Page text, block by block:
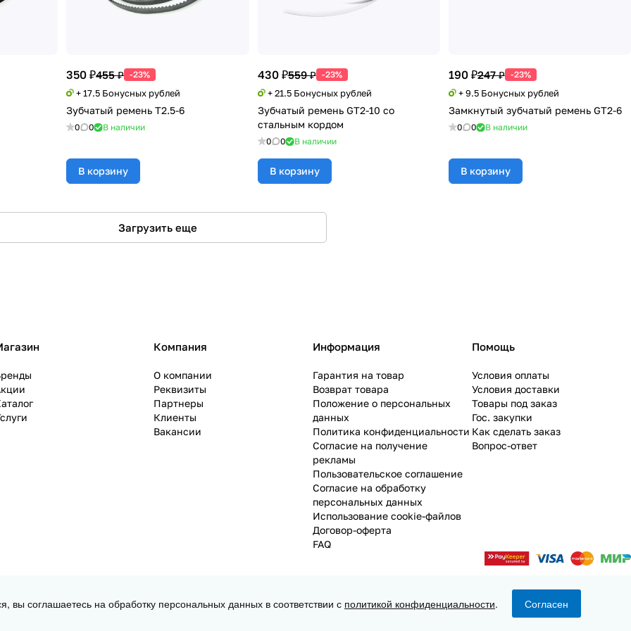
350 ₽455 ₽ -23%
+ 17.5 Бонусных рублей
Зубчатый ремень T2.5-6
0 0 В наличии
В корзину
430 ₽559 ₽ -23%
+ 21.5 Бонусных рублей
Зубчатый ремень GT2-10 со
стальным кордом
0 0 В наличии
В корзину
190 ₽247 ₽ -23%
+ 9.5 Бонусных рублей
Замкнутый зубчатый ремень GT2-6
0 0 В наличии
В корзину
Загрузить еще
Компания
О компании
Реквизиты
Партнеры
Клиенты
Вакансии
Информация
Гарантия на товар
Возврат товара
Положение о персональных
данных
Политика конфиденциальности
Согласие на получение
рекламы
Пользовательское соглашение
Согласие на обработку
персональных данных
Использование cookie-файлов
Договор-оферта
FAQ
Помощь
Условия оплаты
Условия доставки
Товары под заказ
Гос. закупки
Как сделать заказ
Вопрос-ответ
принтеров, ЧПУ станков и робототехники Конфиденциальность
вы соглашаетесь на обработку персональных данных в соответствии с политикой конфиденциальности. Согласен